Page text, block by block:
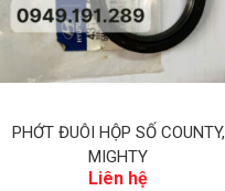
PHỚT ĐUÔI HỘP SỐ COUNTY,
MIGHTY
Liên hệ